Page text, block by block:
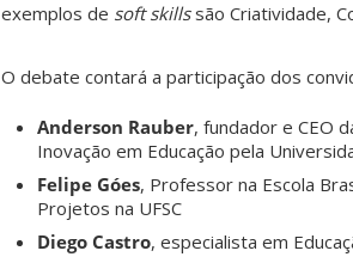
exemplos de soft skillssão Criatividade,
O debate contará a participação dos
Anderson Rauber, fundador e CEO
Inovação em Educação pela
Felipe Góes, Professor na Escola
Projetos na UFSC
Diego Castro, especialista em